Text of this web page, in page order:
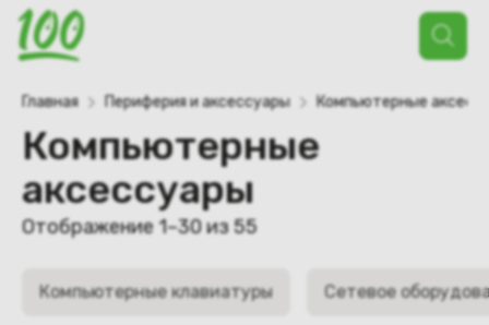
Поиск
товаров
Главная Периферия и аксессуары Компьютерные
Компьютерные
аксессуары
Отображение 1–30 из 55
Компьютерные клавиатуры Сетевое